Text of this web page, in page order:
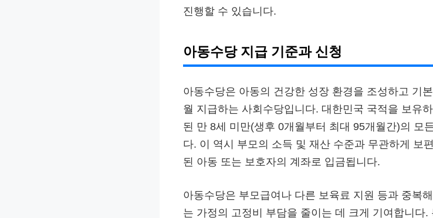
진행할 수 있습니다.
아동수당 지급 기준과 신청
아동수당은 아동의 건강한 성장 환경을 조성하고 기
월 지급하는 사회수당입니다. 대한민국 국적을 보유
된 만 8세 미만(생후 0개월부터 최대 95개월간)의 모
다. 이 역시 부모의 소득 및 재산 수준과 무관하게 보
된 아동 또는 보호자의 계좌로 입금됩니다.
아동수당은 부모급여나 다른 보육료 지원 등과 중복
는 가정의 고정비 부담을 줄이는 데 크게 기여합니다